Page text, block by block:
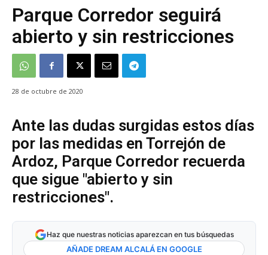
Parque Corredor seguirá
abierto y sin restricciones
28 de octubre de 2020
Ante las dudas surgidas estos días
por las medidas en Torrejón de
Ardoz, Parque Corredor recuerda
que sigue "abierto y sin
restricciones".
Haz que nuestras noticias aparezcan en tus búsquedas
AÑADE DREAM ALCALÁ EN GOOGLE